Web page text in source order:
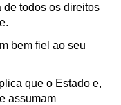
de todos os direitos
bem fiel ao seu
que o Estado e,
assumam